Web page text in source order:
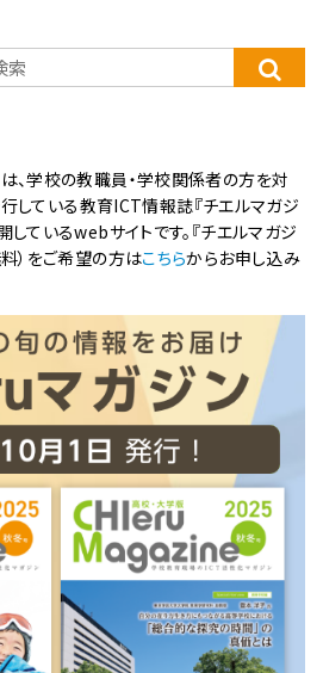
、学校の教職員・学校関係者の方を対
行している教育ICT情報誌『チエルマガジ
ているwebサイトです。『チエルマガジ
）をご希望の方はこちらからお申し込み